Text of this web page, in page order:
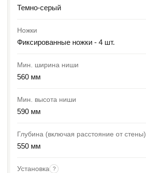
Темно-серый
Ножки
Фиксированные ножки - 4 шт.
Мин. ширина ниши
560 мм
Мин. высота ниши
590 мм
Глубина (включая расстояние от стены)
550 мм
Установка ?